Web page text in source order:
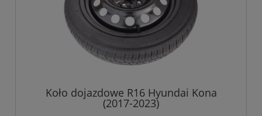
Koło dojazdowe R16 Hyundai Kona
(2017-2023)